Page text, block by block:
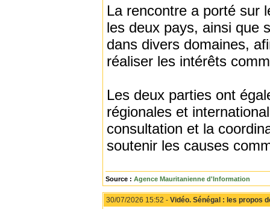
La rencontre a porté sur
les deux pays, ainsi que
dans divers domaines,
réaliser les intérêts
Les deux parties ont
régionales et
consultation et la
soutenir les causes
Source : Agence Mauritanienne d'Information
30/07/2026 15:52 - Vidéo. Sénégal : les propos